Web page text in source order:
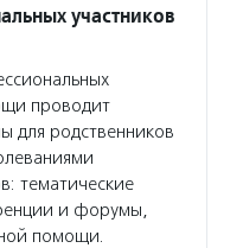
участников
проводит
для родственников
тематические
и форумы,
помощи.